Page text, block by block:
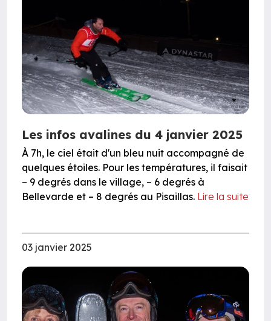
Les infos avalines du 4 janvier 2025
À 7h, le ciel était d'un bleu nuit accompagné de
quelques étoiles. Pour les températures, il faisait
– 9 degrés dans le village, – 6 degrés à
Bellevarde et – 8 degrés au Pisaillas. Lire la suite
03 janvier 2025